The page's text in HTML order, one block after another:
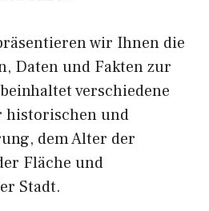
wir Ihnen die
Daten und Fakten zur
verschiedene
und
dem Alter der
Fläche und
Stadt.